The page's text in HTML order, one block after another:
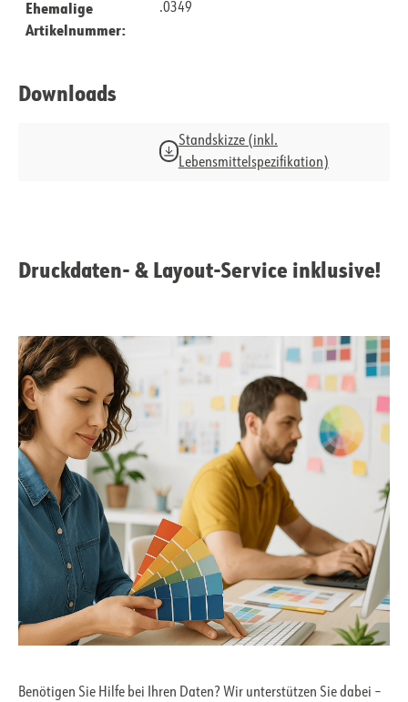
Ehemalige
Artikelnummer:
.0349
Downloads
Standskizze (inkl.
Lebensmittelspezifikation)
Druckdaten- & Layout-Service inklusive!
Benötigen Sie Hilfe bei Ihren Daten? Wir unterstützen Sie dabei –